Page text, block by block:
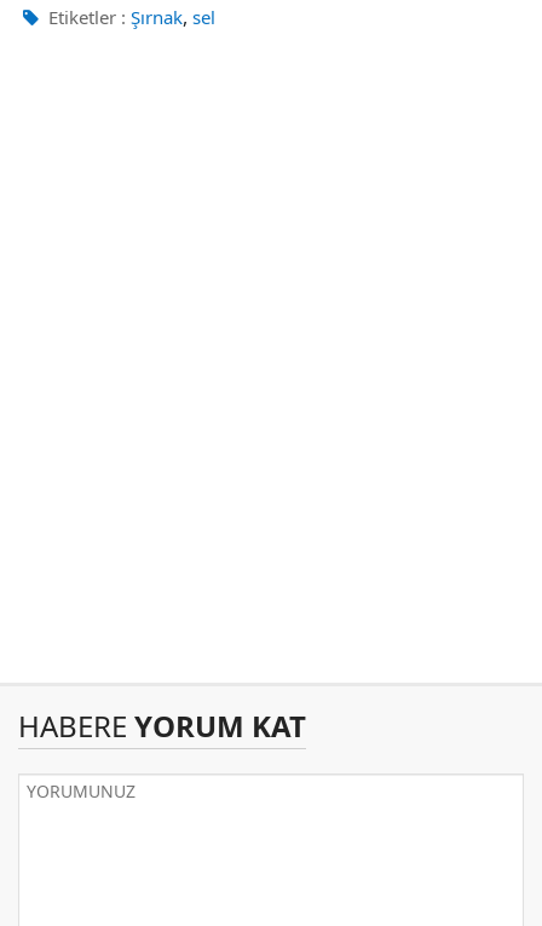
Etiketler : Şırnak, sel
HABERE YORUM KAT